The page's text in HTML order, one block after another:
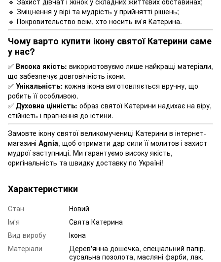
🔹 Зміцнення у вірі та мудрість у прийнятті рішень;
🔹 Покровительство всім, хто носить ім’я Катерина.
Чому варто купити ікону святої Катерини саме
у нас?
✅ Висока якість: використовуємо лише найкращі матеріали,
що забезпечує довговічність ікони.
✅ Унікальність: кожна ікона виготовляється вручну, що
робить її особливою.
✅ Духовна цінність: образ святої Катерини надихає на віру,
стійкість і прагнення до істини.
Замовте ікону святої великомучениці Катерини в інтернет-
магазині Agnia, щоб отримати дар сили її молитов і захист
мудрої заступниці. Ми гарантуємо високу якість,
оригінальність та швидку доставку по Україні!
Характеристики
Стан
Новий
Ім'я
Свята Катерина
Вид виробу
Ікона
Матеріали
Дерев'янна дошечка, спеціальний папір,
сусальна позолота, масляні фарби, лак.